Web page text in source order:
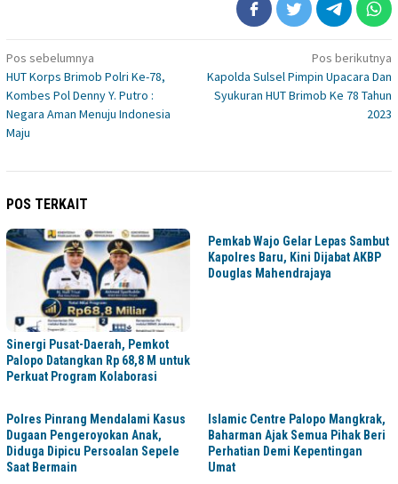
Navigasi
pos
Pos sebelumnya
HUT Korps Brimob Polri Ke-78,
Kombes Pol Denny Y. Putro :
Negara Aman Menuju Indonesia
Maju
Pos berikutnya
Kapolda Sulsel Pimpin Upacara Dan
Syukuran HUT Brimob Ke 78 Tahun
2023
POS TERKAIT
Sinergi Pusat-Daerah, Pemkot
Palopo Datangkan Rp 68,8 M untuk
Perkuat Program Kolaborasi
Pemkab Wajo Gelar Lepas Sambut
Kapolres Baru, Kini Dijabat AKBP
Douglas Mahendrajaya
Polres Pinrang Mendalami Kasus
Dugaan Pengeroyokan Anak,
Diduga Dipicu Persoalan Sepele
Saat Bermain
Islamic Centre Palopo Mangkrak,
Baharman Ajak Semua Pihak Beri
Perhatian Demi Kepentingan
Umat